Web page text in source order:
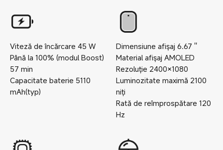
Viteză de încărcare 45 W
Până la 100% (modul Boost)
57 min
Capacitate baterie 5110
mAh(typ)
Dimensiune afișaj 6.67 ''
Material afișaj AMOLED
Rezoluție 2400×1080
Luminozitate maximă 2100
niți
Rată de reîmprospătare 120
Hz